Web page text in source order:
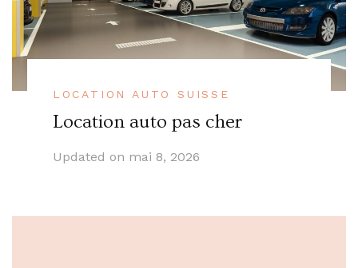
LOCATION AUTO SUISSE
Location auto pas cher
Updated on mai 8, 2026